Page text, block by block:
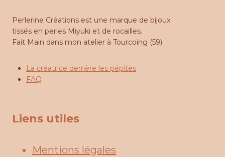
Perlerine Créations est une marque de bijoux
tissés en perles Miyuki et de rocailles.
Fait Main dans mon atelier à Tourcoing (59)
La créatrice derrière les pépites
FAQ
Liens utiles
Mentions légales